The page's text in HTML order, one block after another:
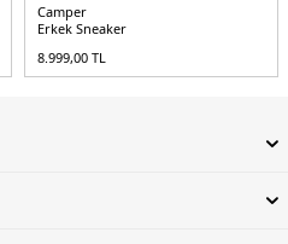
Camper
Erkek Sneaker
8.999,00 TL